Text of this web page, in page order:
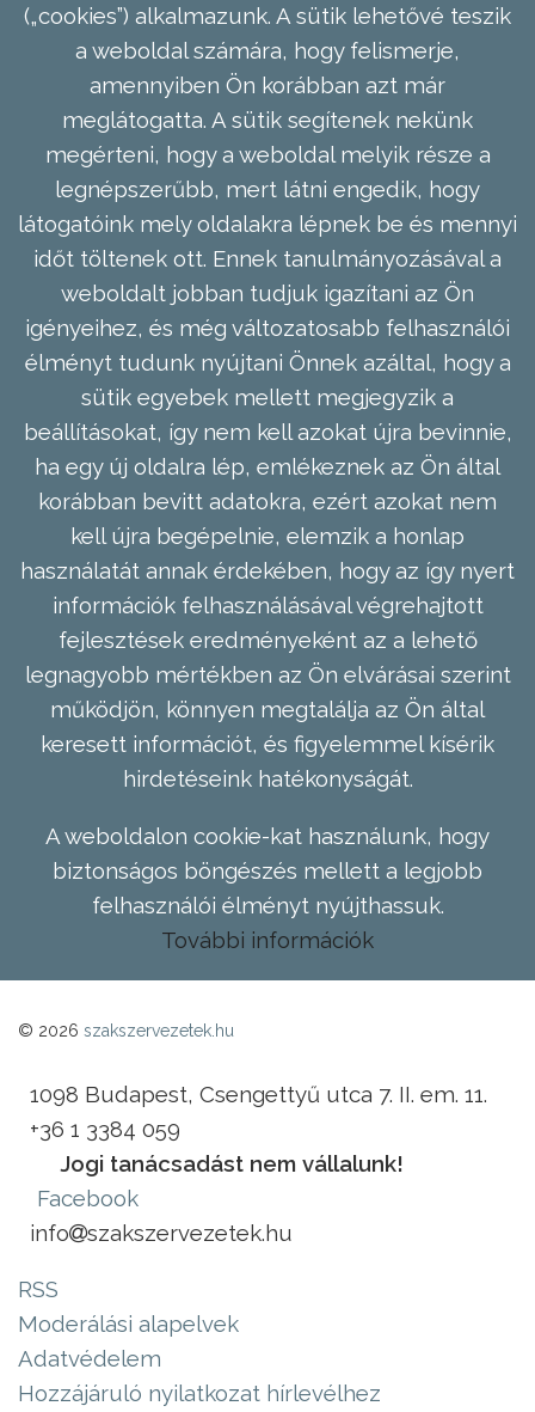
(„cookies”) alkalmazunk. A sütik lehetővé teszik
a weboldal számára, hogy felismerje,
amennyiben Ön korábban azt már
meglátogatta. A sütik segítenek nekünk
megérteni, hogy a weboldal melyik része a
legnépszerűbb, mert látni engedik, hogy
látogatóink mely oldalakra lépnek be és mennyi
időt töltenek ott. Ennek tanulmányozásával a
weboldalt jobban tudjuk igazítani az Ön
igényeihez, és még változatosabb felhasználói
élményt tudunk nyújtani Önnek azáltal, hogy a
sütik egyebek mellett megjegyzik a
beállításokat, így nem kell azokat újra bevinnie,
ha egy új oldalra lép, emlékeznek az Ön által
korábban bevitt adatokra, ezért azokat nem
kell újra begépelnie, elemzik a honlap
használatát annak érdekében, hogy az így nyert
információk felhasználásával végrehajtott
fejlesztések eredményeként az a lehető
legnagyobb mértékben az Ön elvárásai szerint
működjön, könnyen megtalálja az Ön által
keresett információt, és figyelemmel kísérik
hirdetéseink hatékonyságát.
A weboldalon cookie-kat használunk, hogy
biztonságos böngészés mellett a legjobb
felhasználói élményt nyújthassuk.
További információk
© 2026 szakszervezetek.hu
1098 Budapest, Csengettyű utca 7. II. em. 11.
+36 1 3384 059
Jogi tanácsadást nem vállalunk!
Facebook
info
szakszervezetek.hu
RSS
Moderálási alapelvek
Adatvédelem
Hozzájáruló nyilatkozat hírlevélhez